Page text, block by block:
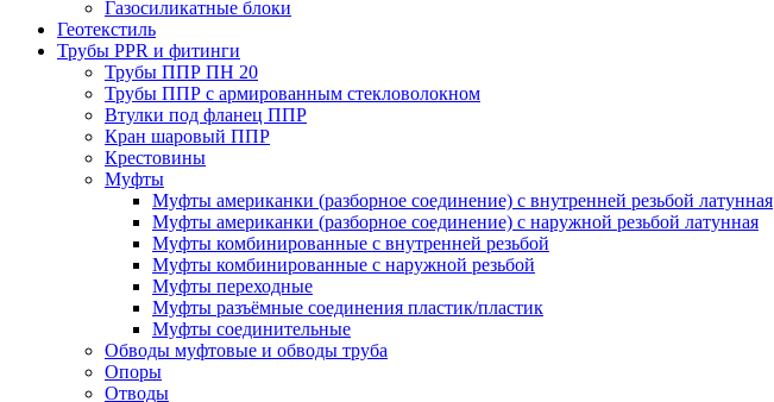
Газосиликатные блоки
Геотекстиль
Трубы PPR и фитинги
Трубы ППР ПН 20
Трубы ППР с армированным стекловолокном
Втулки под фланец ППР
Кран шаровый ППР
Крестовины
Муфты
Муфты американки (разборное соединение) с внутренней резьбой латунная
Муфты американки (разборное соединение) с наружной резьбой латунная
Муфты комбинированные с внутренней резьбой
Муфты комбинированные с наружной резьбой
Муфты переходные
Муфты разъёмные соединения пластик/пластик
Муфты соединительные
Обводы муфтовые и обводы труба
Опоры
Отводы